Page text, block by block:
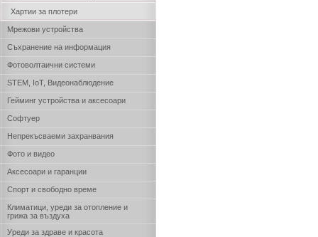
Хартии за плотери
Мрежови устройства
Съхранение на информация
Фотоволтаични системи
STEM, IoT, Видеонаблюдение
Гейминг устройства и аксесоари
Софтуер
Непрекъсваеми захранвания
Фото и видео
Аксесоари и гаранции
Спорт и свободно време
Климатици, уреди за отопление и
грижа за въздуха
Уреди за здраве и красота